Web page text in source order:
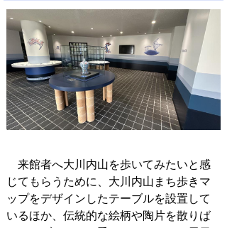
来館者へ大川内山を歩いてみたいと感
じてもらうために、大川内山まち歩きマ
ップをデザインしたテーブルを設置して
いるほか、伝統的な絵柄や陶片を散りば